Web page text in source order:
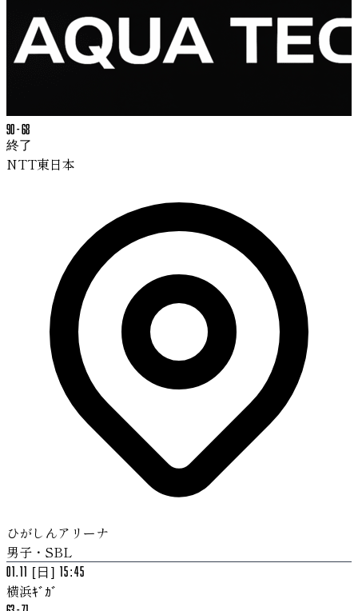
90-68
終了
NTT東日本
ひがしんアリーナ
男子・SBL
01.11 [日] 15:45
横浜ｷﾞｶﾞ